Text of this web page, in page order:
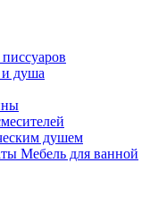
душа
душем
Мебель для ванной